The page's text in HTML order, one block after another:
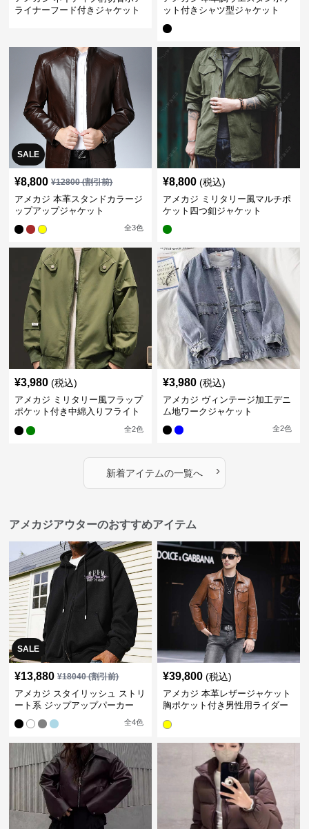
ライナーフード付きジャケット
ット付きシャツ型ジャケット
SALE
¥8,800 ¥12800(割引前)
アメカジ 本革スタンドカラージ
ップアップジャケット
全3色
¥8,800 (税込)
アメカジ ミリタリー風マルチポ
ケット四つ釦ジャケット
¥3,980 (税込)
アメカジ ミリタリー風フラップ
ポケット付き中綿入りフライト
全2色
¥3,980 (税込)
アメカジ ヴィンテージ加工デニ
ム地ワークジャケット
全2色
新着アイテムの一覧へ ›
アメカジアウターのおすすめアイテム
SALE
¥13,880 ¥18040(割引前)
アメカジ スタイリッシュ ストリ
ート系 ジップアップパーカー
全4色
¥39,800 (税込)
アメカジ 本革レザージャケット
胸ポケット付き男性用ライダー